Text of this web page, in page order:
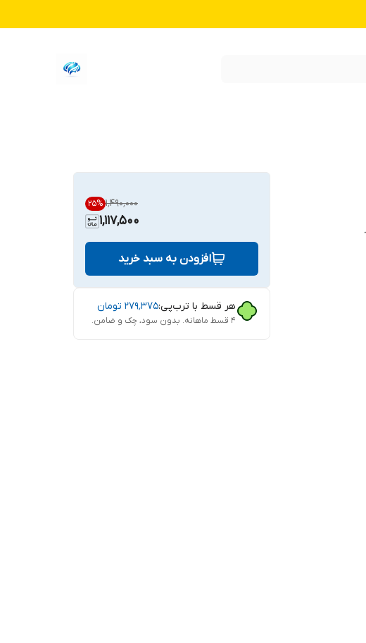
۱٬۴۹۰٬۰۰۰ 25%
1,117,500
افزودن به سبد خرید
هر قسط با ترب‌پی:۲۷۹٬۳۷۵ تومان
۴ قسط ماهانه. بدون سود، چک و ضامن.